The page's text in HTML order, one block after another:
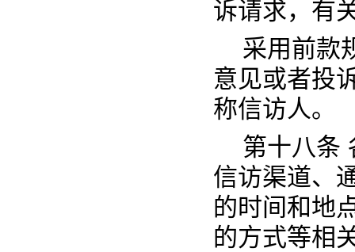
诉请求，有
采用前款
意见或者投
称信访人。
第十八条
信访渠道、
的时间和地
的方式等相